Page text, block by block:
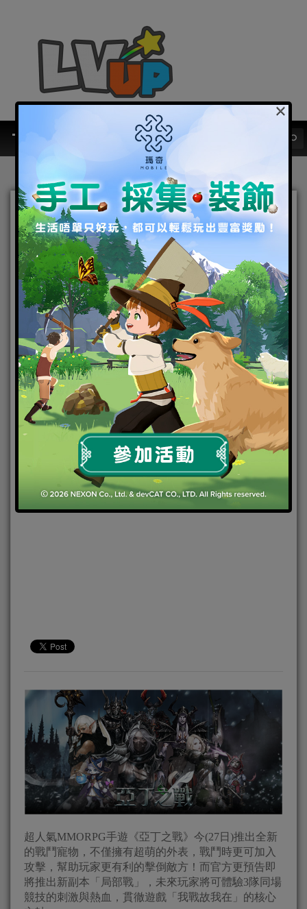
熱血再戰！《亞丁之戰》戰
鬥寵物登場 同步預告新副
本「局部戰」即將開戰
2017-10-30|Android,IOS,手機遊戲 亞丁之戰
超人氣MMORPG手遊《亞丁之戰》今(27日)推出全新
的戰鬥寵物，不僅擁有超萌的外表，戰鬥時更可加入
攻擊，幫助玩家更有利的擊倒敵方！而官方更預告即
將推出新副本「局部戰」，未來玩家將可體驗3隊同場
競技的刺激與熱血，貫徹遊戲「我戰故我在」的核心
×